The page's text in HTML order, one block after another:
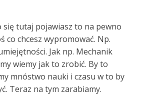
się tutaj pojawiasz to na pewno
co chcesz wypromować. Np.
Jak np. Mechanik
wiemy jak to zrobić. By to
mnóstwo nauki i czasu w to by
Teraz na tym zarabiamy.